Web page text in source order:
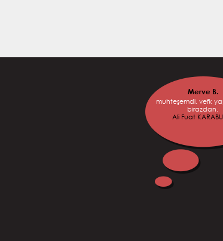
muhteşemdi. vefk yaptırıcam